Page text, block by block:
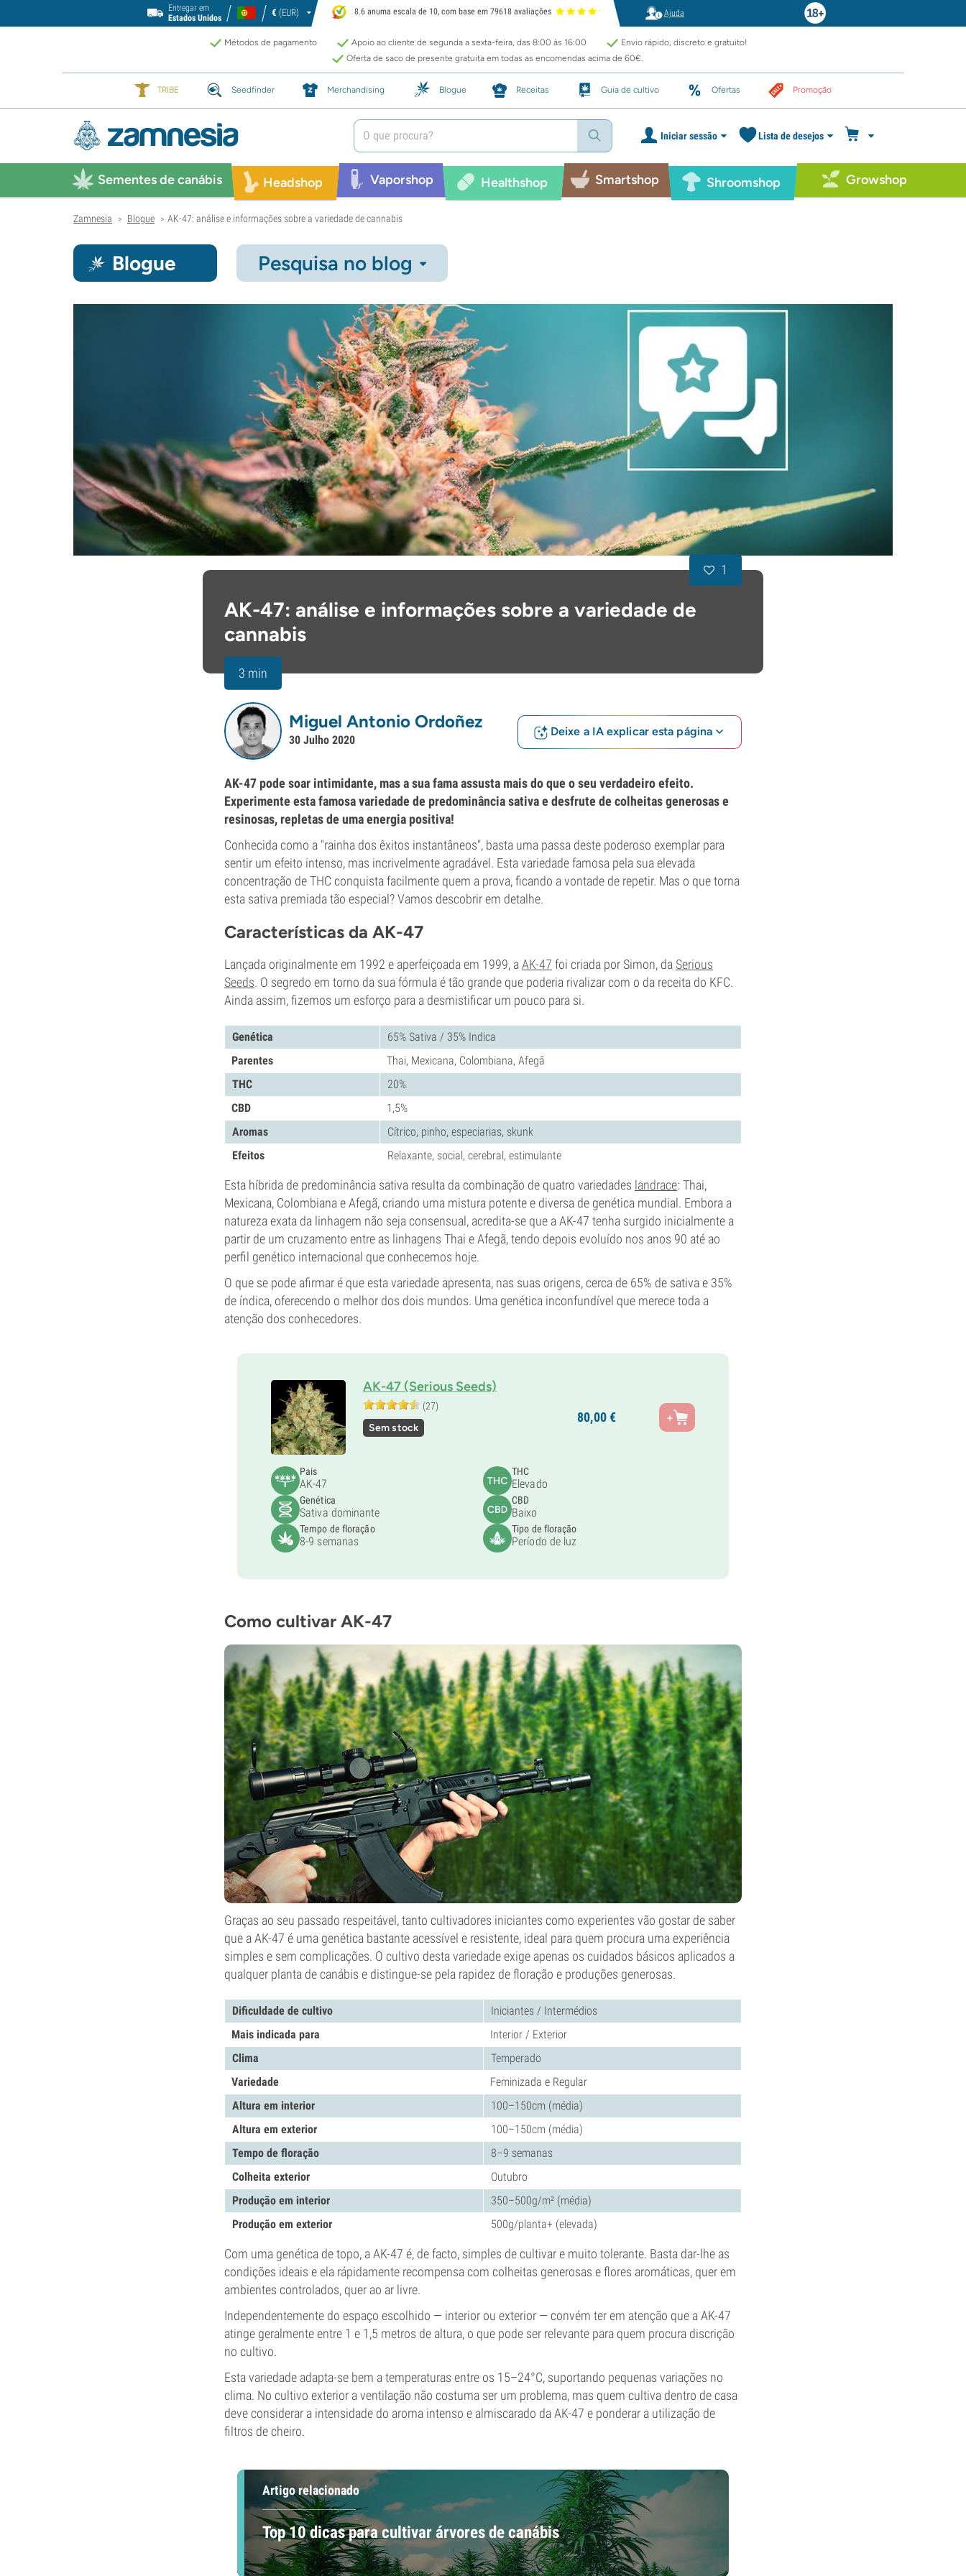
Entregar em
Estados Unidos
€ (EUR) 8.6 anuma escala de 10, com base em 79618 avaliações Ajuda
Métodos de pagamento Apoio ao cliente de segunda a sexta-feira, das 8:00 às 16:00
Envio rápido, discreto e gratuito!
Oferta de saco de presente gratuita em todas as encomendas acima de 60€.
TRIBE Seedfinder Merchandising Blogue Receitas Guia de cultivo Ofertas Promoção
Iniciar sessão Lista de desejos
Sementes de canábis Headshop Vaporshop Healthshop Smartshop Shroomshop Growshop
Zamnesia > Blogue > AK-47: análise e informações sobre a variedade de cannabis
Blogue Pesquisa no blog
AK-47: análise e informações sobre a variedade de
cannabis
3 min
1
Miguel Antonio Ordoñez
30 Julho 2020
Deixe a IA explicar esta página
AK-47 pode soar intimidante, mas a sua fama assusta mais do que o seu verdadeiro efeito.
Experimente esta famosa variedade de predominância sativa e desfrute de colheitas generosas e
resinosas, repletas de uma energia positiva!
Conhecida como a "rainha dos êxitos instantâneos", basta uma passa deste poderoso exemplar para
sentir um efeito intenso, mas incrivelmente agradável. Esta variedade famosa pela sua elevada
concentração de THC conquista facilmente quem a prova, ficando a vontade de repetir. Mas o que torna
esta sativa premiada tão especial? Vamos descobrir em detalhe.
Características da AK-47
Lançada originalmente em 1992 e aperfeiçoada em 1999, aAK-47 foi criada por Simon, da Serious
Seeds. O segredo em torno da sua fórmula é tão grande que poderia rivalizar com o da receita do KFC.
Ainda assim, fizemos um esforço para a desmistificar um pouco para si.
Genética
65% Sativa / 35% Indica
Parentes
Thai, Mexicana, Colombiana, Afegã
THC
20%
CBD
1,5%
Aromas
Cítrico, pinho, especiarias, skunk
Efeitos
Relaxante, social, cerebral, estimulante
Esta híbrida de predominância sativa resulta da combinação de quatro variedades landrace: Thai,
Mexicana, Colombiana e Afegã, criando uma mistura potente e diversa de genética mundial. Embora a
natureza exata da linhagem não seja consensual, acredita-se que a AK-47 tenha surgido inicialmente a
partir de um cruzamento entre as linhagens Thai e Afegã, tendo depois evoluído nos anos 90 até ao
perfil genético internacional que conhecemos hoje.
O que se pode afirmar é que esta variedade apresenta, nas suas origens, cerca de 65% de sativa e 35%
de índica, oferecendo o melhor dos dois mundos. Uma genética inconfundível que merece toda a
atenção dos conhecedores.
AK-47 (Serious Seeds)
(27)
Sem stock
80,00€
Pais
AK-47
Genética
Sativa dominante
Tempo de floração
8-9 semanas
THC
Elevado
CBD
Baixo
Tipo de floração
Período de luz
Como cultivar AK-47
Graças ao seu passado respeitável, tanto cultivadores iniciantes como experientes vão gostar de saber
que a AK-47 é uma genética bastante acessível e resistente, ideal para quem procura uma experiência
simples e sem complicações. O cultivo desta variedade exige apenas os cuidados básicos aplicados a
qualquer planta de canábis e distingue-se pela rapidez de floração e produções generosas.
Dificuldade de cultivo
Iniciantes / Intermédios
Mais indicada para
Interior / Exterior
Clima
Temperado
Variedade
Feminizada e Regular
Altura em interior
100–150cm (média)
Altura em exterior
100–150cm (média)
Tempo de floração
8–9 semanas
Colheita exterior
Outubro
Produção em interior
350–500g/m² (média)
Produção em exterior
500g/planta+ (elevada)
Com uma genética de topo, a AK-47 é, de facto, simples de cultivar e muito tolerante. Basta dar-lhe as
condições ideais e ela rápidamente recompensa com colheitas generosas e flores aromáticas, quer em
ambientes controlados, quer ao ar livre.
Independentemente do espaço escolhido — interior ou exterior — convém ter em atenção que a AK-47
atinge geralmente entre 1 e 1,5 metros de altura, o que pode ser relevante para quem procura discrição
no cultivo.
Esta variedade adapta-se bem a temperaturas entre os 15–24°C, suportando pequenas variações no
clima. No cultivo exterior a ventilação não costuma ser um problema, mas quem cultiva dentro de casa
deve considerar a intensidade do aroma intenso e almiscarado da AK-47 e ponderar a utilização de
filtros de cheiro.
Artigo relacionado
Top 10 dicas para cultivar árvores de canábis